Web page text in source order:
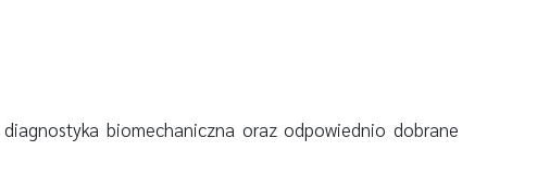
biomechaniczna oraz odpowiednio dobrane